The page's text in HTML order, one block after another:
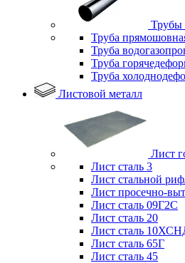
Трубы
Труба
Труба
Труба
Труба
Листовой металл
Лист
Лист сталь 3
Лист стальной
Лист просечно-
Лист сталь 09Г2С
Лист сталь 20
Лист сталь
Лист сталь 65Г
Лист сталь 45